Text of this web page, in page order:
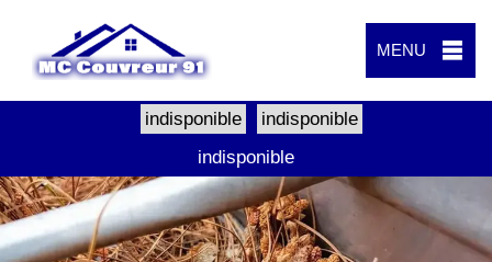
MENU
indisponible
indisponible
indisponible